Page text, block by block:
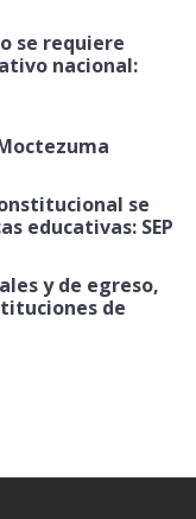
se requiere
nacional:
se
educativas: SEP
y de egreso,
de